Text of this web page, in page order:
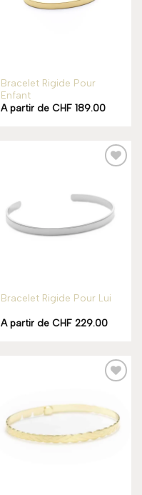
Bracelet Rigide Pour
Enfant
A partir deCHF 189.00
Bracelet Rigide Pour Lui
A partir deCHF 229.00